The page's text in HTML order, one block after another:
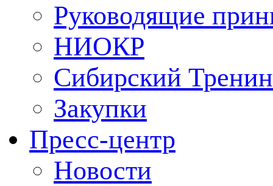
Руководящие
НИОКР
Сибирский
Закупки
Пресс-центр
Новости